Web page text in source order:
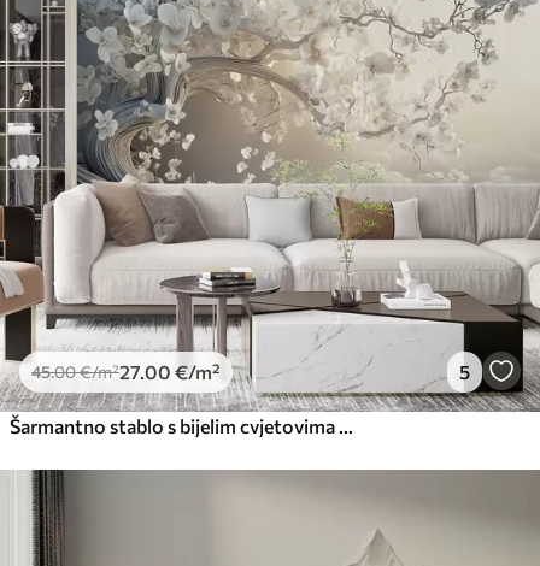
45.00€/m²27 .00 €/m² 5